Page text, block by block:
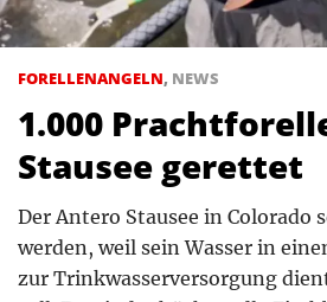
FORELLENANGELN, NEWS
1.000
Stausee gerettet
Der Antero Stausee in Colorado
werden, weil sein Wasser in
zur Trinkwasserversorgung